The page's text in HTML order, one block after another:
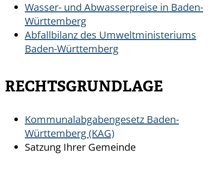
Wasser- und Abwasserpreise in Baden-
Württemberg
Abfallbilanz des Umweltministeriums
Baden-Württemberg
RECHTSGRUNDLAGE
Kommunalabgabengesetz Baden-
Württemberg (KAG)
Satzung Ihrer Gemeinde